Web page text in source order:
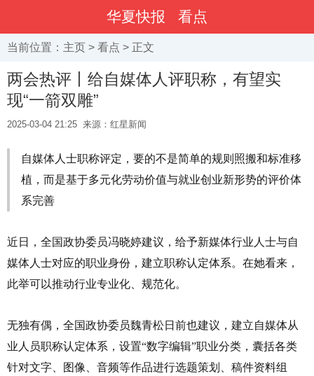
华夏快报 看点
当前位置： 主页 > 看点 > 正文
两会热评丨给自媒体人评职称，有望实
现“一箭双雕”
2025-03-04 21:25 来源：红星新闻
自媒体人士职称评定，要的不是简单的规则照搬和标准移
植，而是基于多元化劳动价值与就业创业新形势的评价体
系完善
近日，全国政协委员冯晓婷建议，给予新媒体行业人士与自
媒体人士对应的职业身份，建立职称认定体系。在她看来，
此举可以推动行业专业化、规范化。
无独有偶，全国政协委员魏青松日前也建议，建立自媒体从
业人员职称认定体系，设置“数字编辑”职业分类，囊括各类
针对文字、图像、音频等作品进行选题策划、稿件资料组